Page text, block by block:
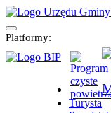
Platformy:
Turysta